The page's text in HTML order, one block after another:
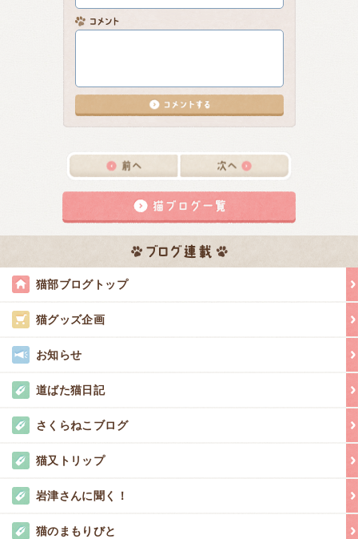
猫部ブログトップ
猫グッズ企画
お知らせ
道ばた猫日記
さくらねこブログ
猫又トリップ
岩津さんに聞く！
猫のまもりびと